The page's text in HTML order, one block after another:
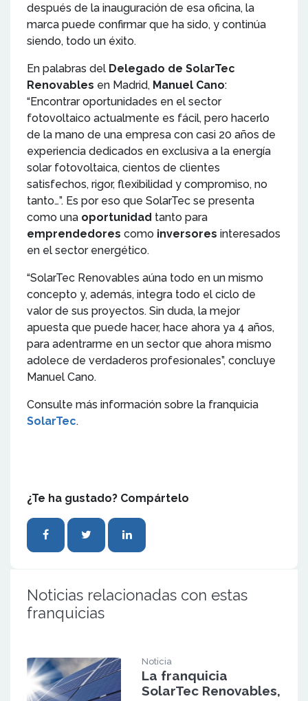
después de la inauguración de esa oficina, la
marca puede confirmar que ha sido, y continúa
siendo, todo un éxito.
En palabras del Delegado de SolarTec
Renovables en Madrid, Manuel Cano:
“Encontrar oportunidades en el sector
fotovoltaico actualmente es fácil, pero hacerlo
de la mano de una empresa con casi 20 años de
experiencia dedicados en exclusiva a la energía
solar fotovoltaica, cientos de clientes
satisfechos, rigor, flexibilidad y compromiso, no
tanto…”. Es por eso que SolarTec se presenta
como una oportunidad tanto para
emprendedores como inversores interesados
en el sector energético.
“SolarTec Renovables aúna todo en un mismo
concepto y, además, integra todo el ciclo de
valor de sus proyectos. Sin duda, la mejor
apuesta que puede hacer, hace ahora ya 4 años,
para adentrarme en un sector que ahora mismo
adolece de verdaderos profesionales”, concluye
Manuel Cano.
Consulte más información sobre la franquicia
SolarTec.
¿Te ha gustado? Compártelo
Noticias relacionadas con estas
franquicias
Noticia
La franquicia
SolarTec Renovables,